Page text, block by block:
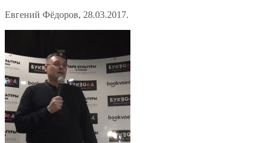
Евгений Фёдоров, 28.03.2017.